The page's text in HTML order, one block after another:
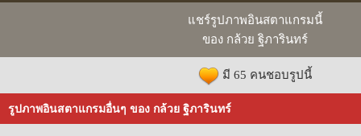
แชร์รูปภาพอินสตาแกรมนี้
ของ กล้วย ฐิภารินทร์
มี 65 คนชอบรูปนี้
รูปภาพอินสตาแกรมอื่นๆ ของ กล้วย ฐิภารินทร์